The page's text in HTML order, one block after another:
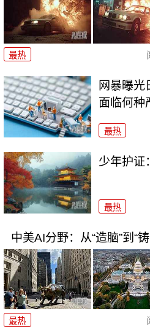
最热
网暴曝光
面临何种
最热
少年护证
最热
中美AI分野：从“造脑”到“
最热